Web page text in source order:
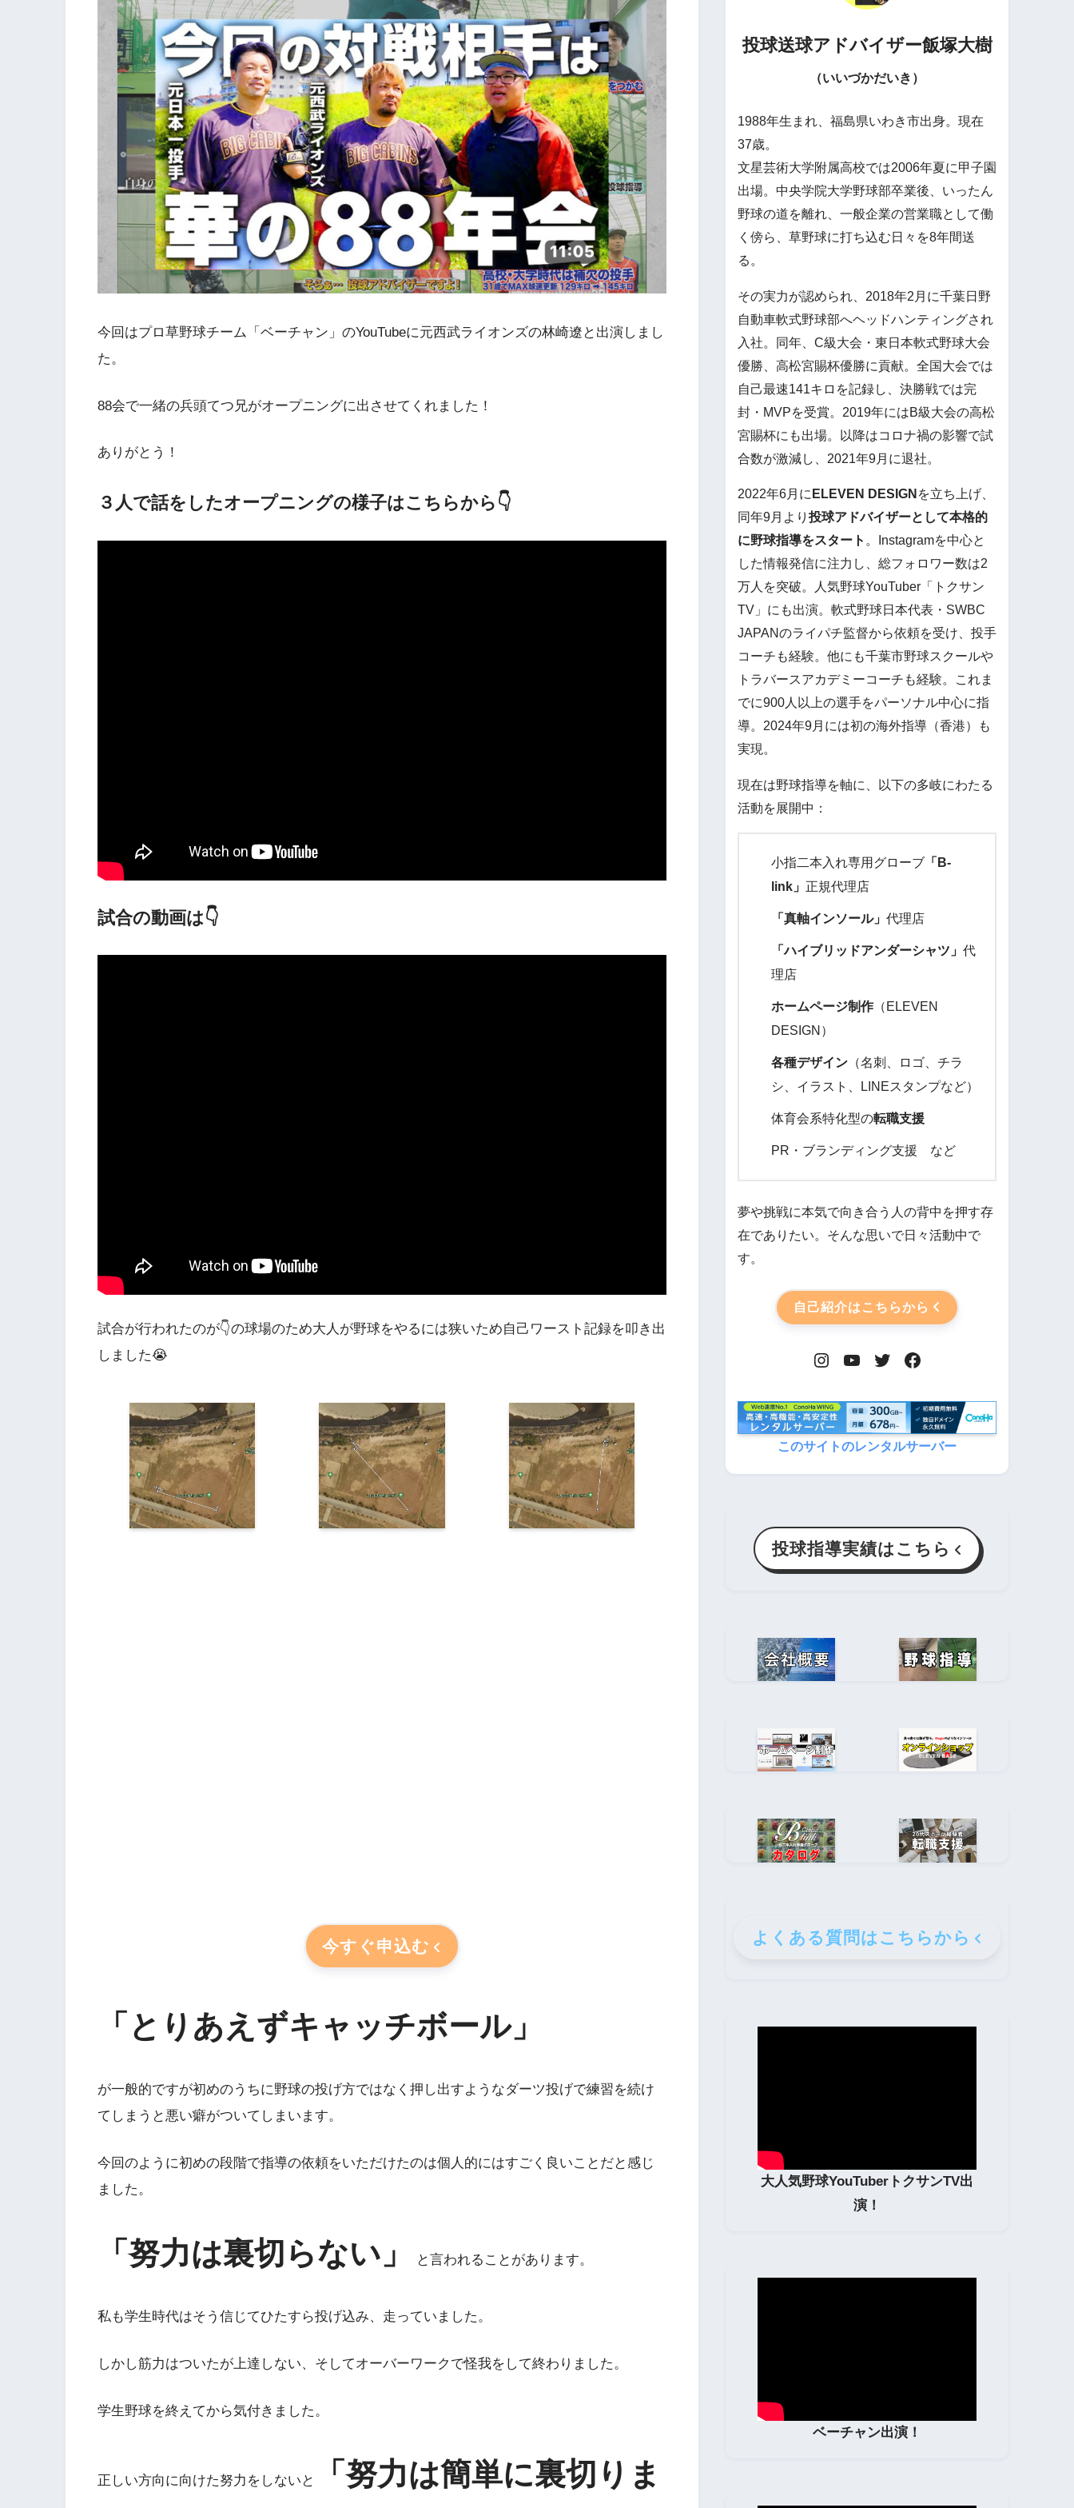
今回はプロ草野球チーム「ベーチャン」のYouTubeに元西武ライオンズの林崎遼と出演しまし
た。
88会で一緒の兵頭てつ兄がオープニングに出させてくれました！
ありがとう！
３人で話をしたオープニングの様子はこちらから👇
試合の動画は👇
試合が行われたのが👇の球場のため大人が野球をやるには狭いため自己ワースト記録を叩き出
しました😭
今すぐ申込む
「とりあえずキャッチボール」
が一般的ですが初めのうちに野球の投げ方ではなく押し出すようなダーツ投げで練習を続け
てしまうと悪い癖がついてしまいます。
今回のように初めの段階で指導の依頼をいただけたのは個人的にはすごく良いことだと感じ
ました。
「努力は裏切らない」 と言われることがあります。
私も学生時代はそう信じてひたすら投げ込み、走っていました。
しかし筋力はついたが上達しない、そしてオーバーワークで怪我をして終わりました。
学生野球を終えてから気付きました。
正しい方向に向けた努力をしないと 「努力は簡単に裏切りま
投球送球アドバイザー飯塚大樹
（いいづかだいき）
1988年生まれ、福島県いわき市出身。現在
37歳。
文星芸術大学附属高校では2006年夏に甲子園
出場。中央学院大学野球部卒業後、いったん
野球の道を離れ、一般企業の営業職として働
く傍ら、草野球に打ち込む日々を8年間送
る。
その実力が認められ、2018年2月に千葉日野
自動車軟式野球部へヘッドハンティングされ
入社。同年、C級大会・東日本軟式野球大会
優勝、高松宮賜杯優勝に貢献。全国大会では
自己最速141キロを記録し、決勝戦では完
封・MVPを受賞。2019年にはB級大会の高松
宮賜杯にも出場。以降はコロナ禍の影響で試
合数が激減し、2021年9月に退社。
2022年6月に ELEVEN DESIGN を立ち上げ、
同年9月より 投球アドバイザーとして本格的
に野球指導をスタート 。Instagramを中心と
した情報発信に注力し、総フォロワー数は2
万人を突破。人気野球YouTuber「トクサン
TV」にも出演。軟式野球日本代表・SWBC
JAPANのライパチ監督から依頼を受け、投手
コーチも経験。他にも千葉市野球スクールや
トラバースアカデミーコーチも経験。これま
でに900人以上の選手をパーソナル中心に指
導。2024年9月には初の海外指導（香港）も
実現。
現在は野球指導を軸に、以下の多岐にわたる
活動を展開中：
小指二本入れ専用グローブ「B-
link」 正規代理店
「真軸インソール」 代理店
「ハイブリッドアンダーシャツ」 代
理店
ホームページ制作（ELEVEN
DESIGN）
各種デザイン（名刺、ロゴ、チラ
シ、イラスト、LINEスタンプなど）
体育会系特化型の転職支援
PR・ブランディング支援 など
夢や挑戦に本気で向き合う人の背中を押す存
在でありたい。そんな思いで日々活動中で
す。
自己紹介はこちらから
このサイトのレンタルサーバー
投球指導実績はこちら
よくある質問はこちらから
大人気野球YouTuberトクサンTV出
演！
ベーチャン出演！